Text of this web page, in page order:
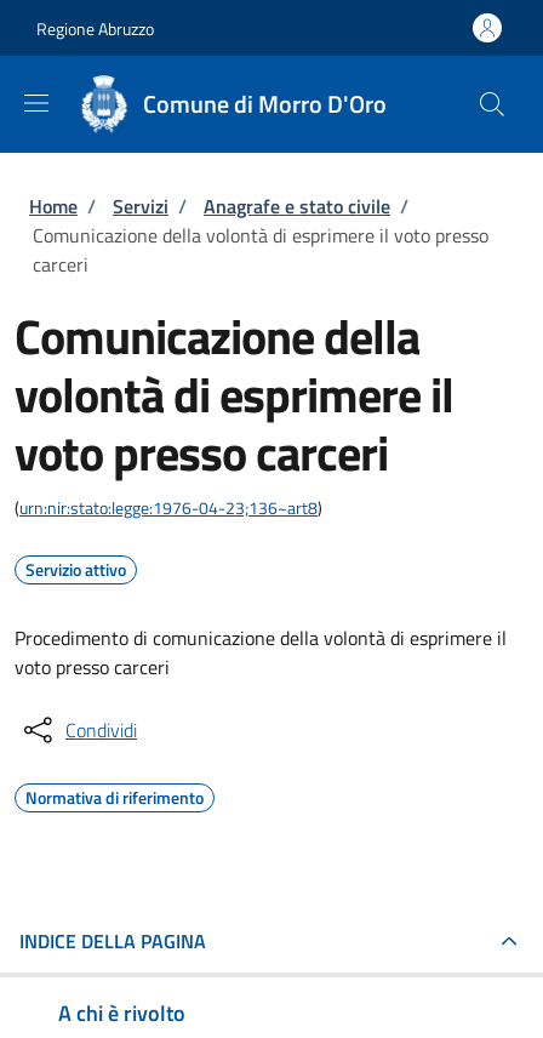
Regione Abruzzo
Comune di Morro D'Oro
Briciole di pane
Home / Servizi / Anagrafe e stato civile /
Comunicazione della volontà di esprimere il voto presso
carceri
Comunicazione della
volontà di esprimere il
voto presso carceri
(urn:nir:stato:legge:1976-04-23;136~art8)
Servizio attivo
Procedimento di comunicazione della volontà di esprimere il
voto presso carceri
Condividi
Normativa di riferimento
INDICE DELLA PAGINA
A chi è rivolto